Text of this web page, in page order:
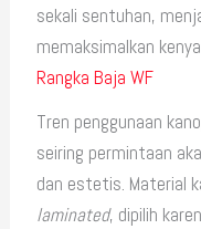
sekali sentuhan,
memaksimalkan
Rangka Baja WF
Tren penggunaan
seiring permintaan
dan estetis. Material
laminated, dipilih